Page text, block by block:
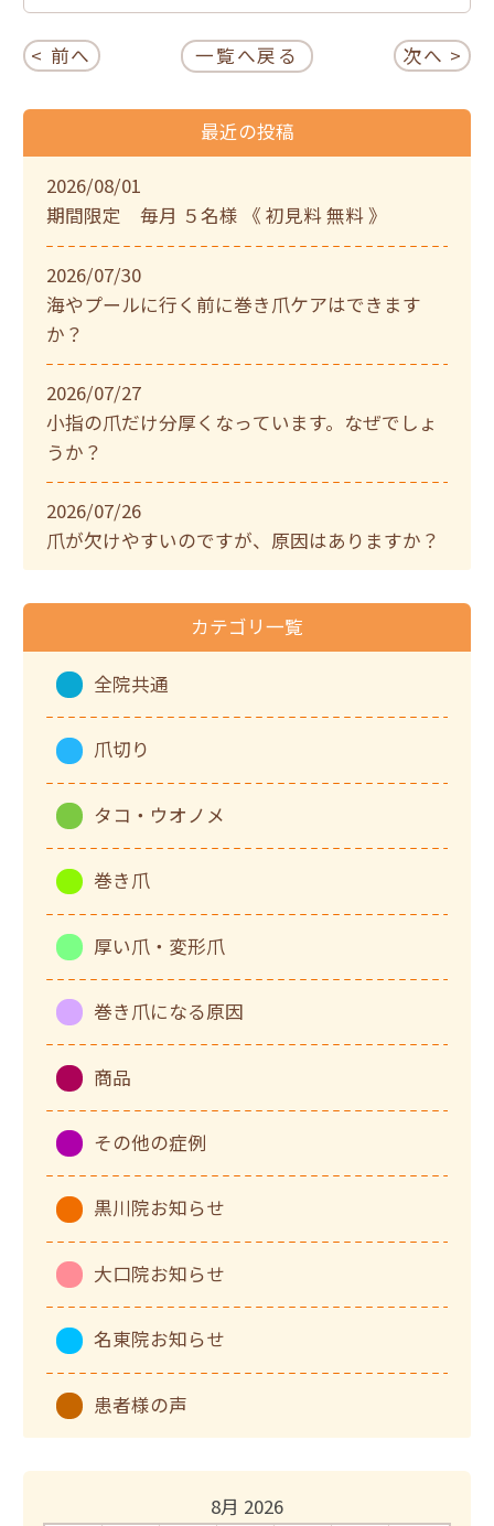
< 前へ 一覧へ戻る 次へ >
最近の投稿
2026/08/01
期間限定 毎月 ５名様 《 初見料 無料 》
2026/07/30
海やプールに行く前に巻き爪ケアはできます
か？
2026/07/27
小指の爪だけ分厚くなっています。なぜでしょ
うか？
2026/07/26
爪が欠けやすいのですが、原因はありますか？
カテゴリ一覧
全院共通
爪切り
タコ・ウオノメ
巻き爪
厚い爪・変形爪
巻き爪になる原因
商品
その他の症例
黒川院お知らせ
大口院お知らせ
名東院お知らせ
患者様の声
8月 2026